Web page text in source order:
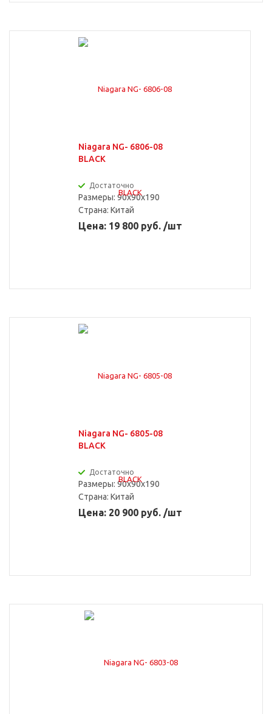
Niagara NG- 6806-08
BLACK
Достаточно
Размеры: 90x90x190
Страна: Китай
Цена: 19 800 руб. /шт
Niagara NG- 6805-08
BLACK
Достаточно
Размеры: 90x90x190
Страна: Китай
Цена: 20 900 руб. /шт